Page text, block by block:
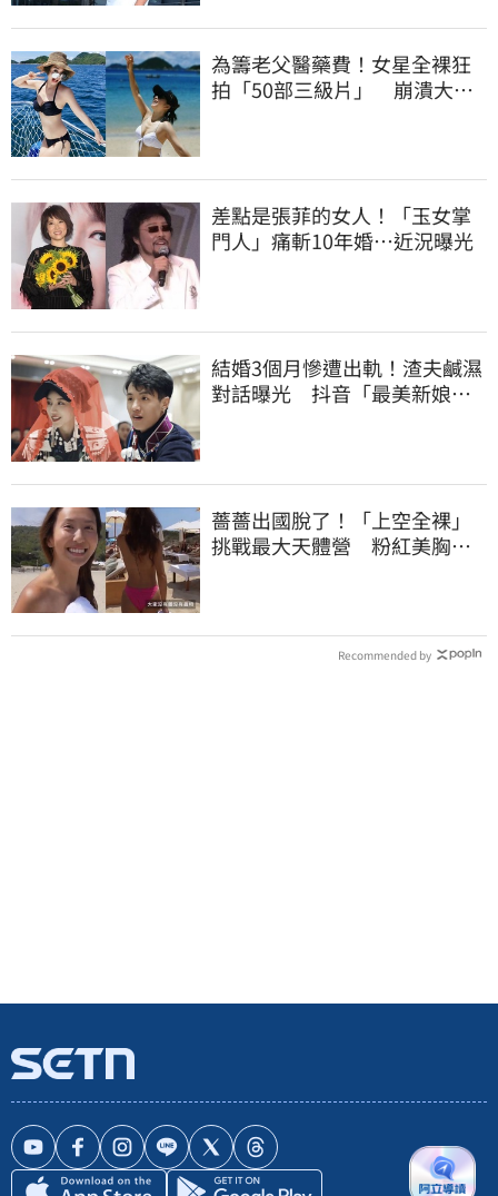
為籌老父醫藥費！女星全裸狂
拍「50部三級片」 崩潰大
差點是張菲的女人！「玉女掌
門人」痛斬10年婚…近況曝光
結婚3個月慘遭出軌！渣夫鹹濕
對話曝光 抖音「最美新娘」
薔薔出國脫了！「上空全裸」
挑戰最大天體營 粉紅美胸被
Recommended by